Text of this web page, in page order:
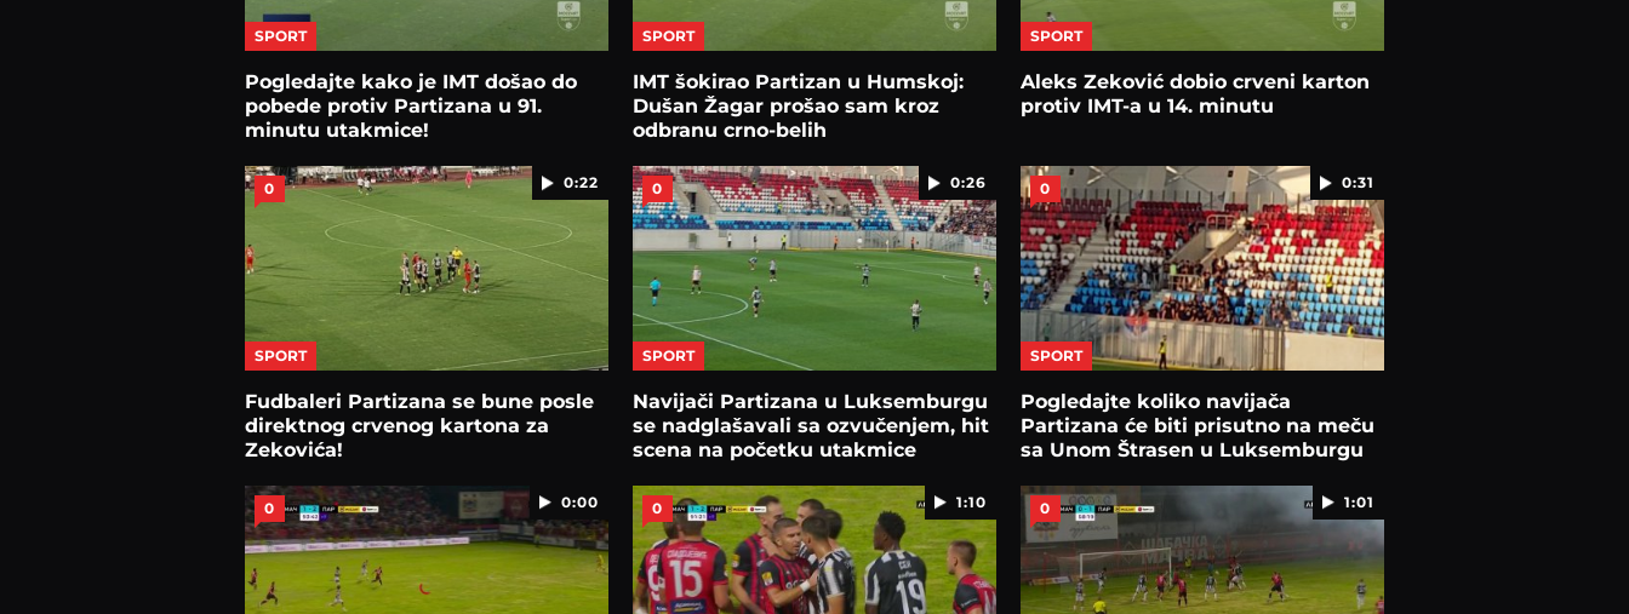
SPORT
Pogledajte kako je IMT došao do
pobede protiv Partizana u 91.
minutu utakmice!
SPORT
IMT šokirao Partizan u Humskoj:
Dušan Žagar prošao sam kroz
odbranu crno-belih
SPORT
Aleks Zeković dobio crveni karton
protiv IMT-a u 14. minutu
0:22
0
SPORT
Fudbaleri Partizana se bune posle
direktnog crvenog kartona za
Zekovića!
0:26
0
SPORT
Navijači Partizana u Luksemburgu
se nadglašavali sa ozvučenjem, hit
scena na početku utakmice
0:31
0
SPORT
Pogledajte koliko navijača
Partizana će biti prisutno na meču
sa Unom Štrasen u Luksemburgu
0:00
0 1:10
0 1:01
0